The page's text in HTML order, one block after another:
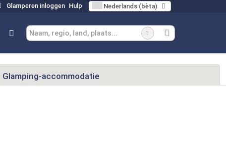
Glamperen inloggen Hulp Nederlands (bèta)
Glamping-accommodatie